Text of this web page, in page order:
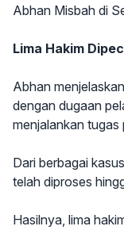
Abhan Misbah di
Lima Hakim
Abhan
dengan dugaan
menjalankan tugas
Dari berbagai
telah diproses
Hasilnya, lima